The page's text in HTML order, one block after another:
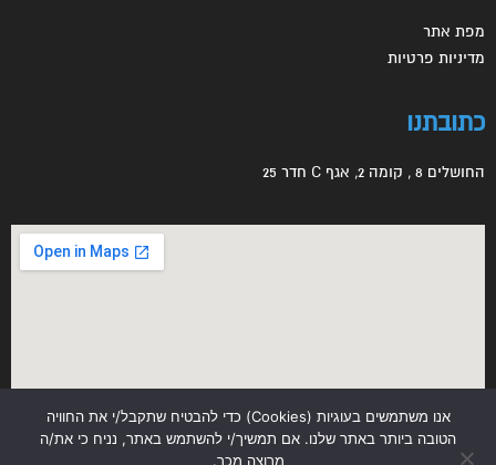
מפת אתר
מדיניות פרטיות
כתובתנו
החושלים 8 , קומה 2, אגף C חדר 25
אנו משתמשים בעוגיות (Cookies) כדי להבטיח שתקבל/י את החוויה
הטובה ביותר באתר שלנו. אם תמשיך/י להשתמש באתר, נניח כי את/ה
מרוצה מכך.